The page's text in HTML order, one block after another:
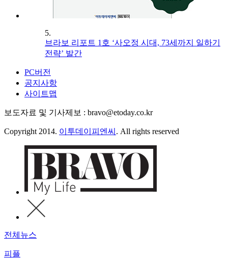
5.
브라보 리포트 1호 ‘사오정 시대, 73세까지 일하기
전략’ 발간
PC버전
공지사항
사이트맵
보도자료 및 기사제보 : bravo@etoday.co.kr
Copyright 2014. 이투데이피엔씨 . All rights reserved
전체뉴스
피플